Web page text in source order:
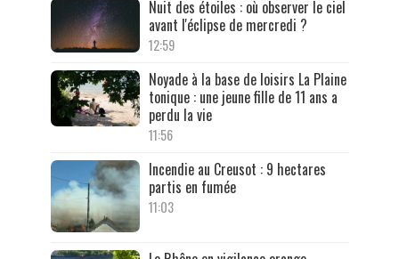
Nuit des étoiles : où observer le ciel
avant l'éclipse de mercredi ?
12:59
Noyade à la base de loisirs La Plaine
tonique : une jeune fille de 11 ans a
perdu la vie
11:56
Incendie au Creusot : 9 hectares
partis en fumée
11:03